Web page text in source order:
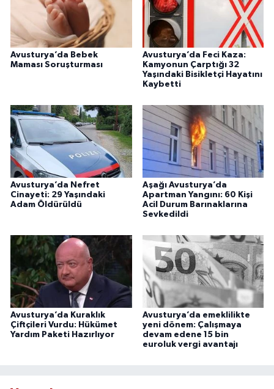
Avusturya’da Bebek
Maması Soruşturması
Avusturya’da Feci Kaza:
Kamyonun Çarptığı 32
Yaşındaki Bisikletçi Hayatını
Kaybetti
Avusturya’da Nefret
Cinayeti: 29 Yaşındaki
Adam Öldürüldü
Aşağı Avusturya’da
Apartman Yangını: 60 Kişi
Acil Durum Barınaklarına
Sevkedildi
Avusturya’da Kuraklık
Çiftçileri Vurdu: Hükümet
Yardım Paketi Hazırlıyor
Avusturya’da emeklilikte
yeni dönem: Çalışmaya
devam edene 15 bin
euroluk vergi avantajı